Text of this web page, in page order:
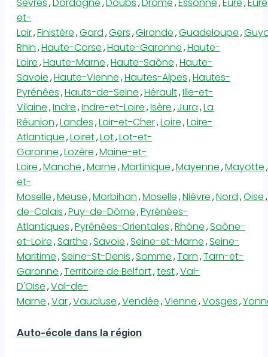
et-
Loir,Finistère,Gard,Gers,Gironde,Guadeloupe,
Rhin,Haute-Corse,Haute-Garonne,Haute-
Loire,Haute-Marne,Haute-Saône,Haute-
Savoie,Haute-Vienne,Hautes-Alpes,Hautes-
Pyrénées,Hauts-de-Seine,Hérault,Ille-et-
Vilaine,Indre,Indre-et-Loire,Isère,Jura,La
Réunion,Landes,Loir-et-Cher,Loire,Loire-
Atlantique,Loiret,Lot,Lot-et-
Garonne,Lozère,Maine-et-
Loire,Manche,Marne,Martinique,Mayenne,Mayotte,
et-
Moselle,Meuse,Morbihan,Moselle,Nièvre,Nord,Oise,
de-Calais,Puy-de-Dôme,Pyrénées-
Atlantiques,Pyrénées-Orientales,Rhône,Saône-
et-Loire,Sarthe,Savoie,Seine-et-Marne,Seine-
Maritime,Seine-St-Denis,Somme,Tarn,Tarn-et-
Garonne,Territoire de Belfort,test,Val-
D'Oise,Val-de-
Marne,Var,Vaucluse,Vendée,Vienne,Vosges,
Auto-école dans la région